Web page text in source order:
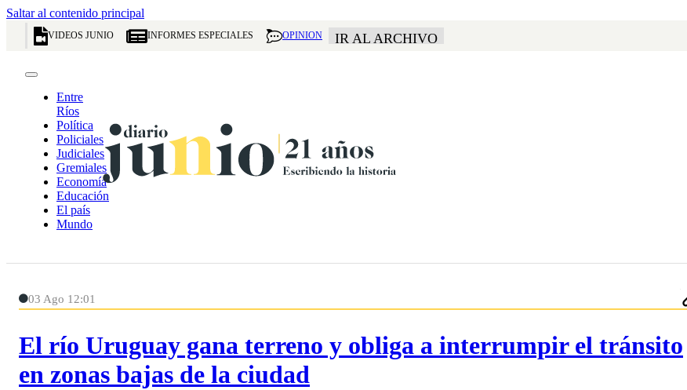
Saltar al contenido principal
VIDEOS JUNIO INFORMES ESPECIALES OPINION IR AL ARCHIVO
Entre
Ríos
Política
Policiales
Judiciales
Gremiales
Economía
Educación
El país
Mundo
03 Ago 12:01
El río Uruguay gana terreno y obliga a interrumpir el tránsito
en zonas bajas de la ciudad